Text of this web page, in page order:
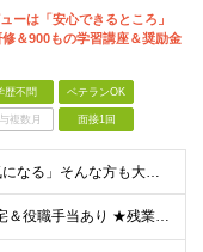
ーは「安心できるところ」
＆900もの学習講座＆奨励金
歴不問 ベテランOK
複数月 面接1回
★「IT業界、ちょっと気になる」そんな方も大歓迎！ ■学歴不問 ■未経験・第二新卒歓迎 ■知識・経験はこれから身につけていければOK！ □■ステップアップ■□ 社内システム開発やインフラ構築などジャ
★通勤＆就業＆地域/住宅＆役職手当あり ★残業代は全額支給 ★選べる給与制度あり！ ■東京・神奈川・千葉・埼玉勤務の場合 月給24.5万円～55万円＋諸手当 （残業代は全額支給） (20,000円の